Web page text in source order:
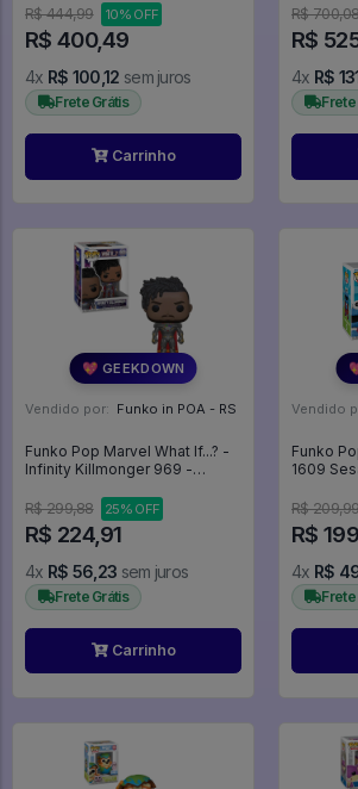
Horror Story - #324 - Funko
Pop - #324 - FUNKO POP
#324
R$ 444,99 10% OFF
R$ 400,49
4x R$ 100,12 sem juros
Frete Grátis
Carrinho
Estranho
R$
R$
4x R$
Frete
💖 GEEKDOWN
Vendido por: Funko in POA - RS
Funko Pop Marvel What If...? -
Infinity Killmonger 969 -
R$ 299,88
25% OFF
R$ 224,91
4x R$ 56,23 sem juros
Frete Grátis
Carrinho
Vendido
Funko
1609
R$
R$
4x R$
Frete